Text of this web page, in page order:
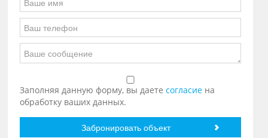
Заполняя данную форму, вы даетесогласие на
обработку ваших данных.